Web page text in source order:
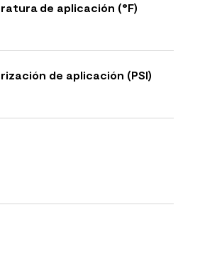
de aplicación (°F)
de aplicación (PSI)